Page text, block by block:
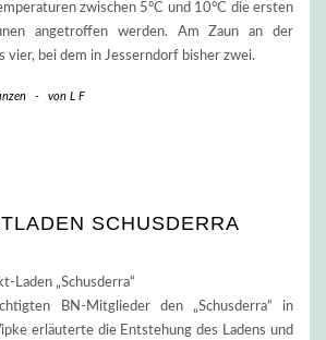
zwischen 5°C und 10°C die ersten
angetroffen werden. Am Zaun an der
vier, bei dem in Jesserndorf bisher zwei.
- von L F
SCHUSDERRA
Laden „Schusderra“
BN-Mitglieder den „Schusderra“ in
erläuterte die Entstehung des Ladens und